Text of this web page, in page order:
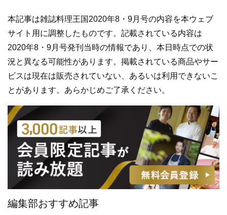
本記事は雑誌料理王国2020年8・9月号の内容を本ウェブ
サイト用に調整したものです。記載されている内容は
2020年8・9月号発刊当時の情報であり、本日時点での状
況と異なる可能性があります。掲載されている商品やサー
ビスは現在は販売されていない、あるいは利用できないこ
とがあります。あらかじめご了承ください。
編集部おすすめ記事